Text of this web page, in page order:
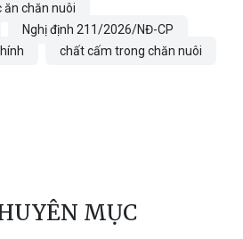
chăn nuôi
Nghị định 211/2026/NĐ-CP
chất cấm trong chăn nuôi
MỤC